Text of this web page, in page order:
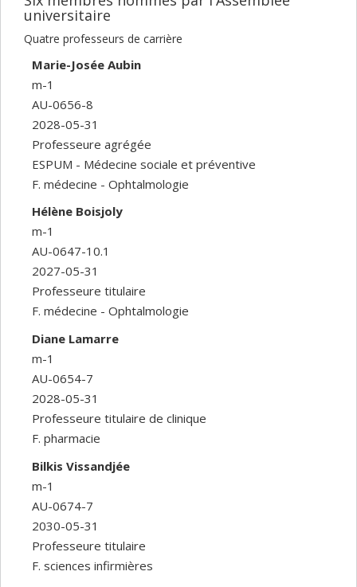
universitaire
Quatre professeurs de carrière
Marie-Josée Aubin
m-1
AU-0656-8
2028-05-31
Professeure agrégée
ESPUM - Médecine sociale et préventive
F. médecine - Ophtalmologie
Hélène Boisjoly
m-1
AU-0647-10.1
2027-05-31
Professeure titulaire
F. médecine - Ophtalmologie
Diane Lamarre
m-1
AU-0654-7
2028-05-31
Professeure titulaire de clinique
F. pharmacie
Bilkis Vissandjée
m-1
AU-0674-7
2030-05-31
Professeure titulaire
F. sciences infirmières